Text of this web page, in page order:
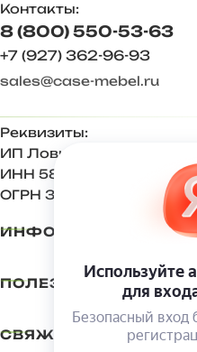
Контакты:
8 (800) 550-53-63
+7 (927) 362-96-93
sales@case-mebel.ru
Реквизиты:
ИП Ловкова Ирина
ИНН 583409650270
ОГРН 321583500001500
ИНФОРМАЦИЯ
ПОЛЕЗНОЕ
СВЯЖИТЕСЬ С НАМИ